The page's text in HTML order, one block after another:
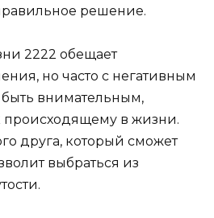
решение.
2222 обещает
но часто с негативным
внимательным,
происходящему в жизни.
друга, который сможет
выбраться из